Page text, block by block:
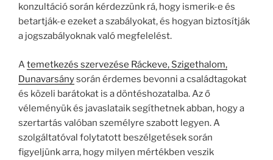
konzultáció során kérdezzünk rá, hogy ismerik-e és
betartják-e ezeket a szabályokat, és hogyan biztosítják
a jogszabályoknak való megfelelést.
Atemetkezés szervezése Ráckeve, Szigethalom,
Dunavarsánysorán érdemes bevonni a családtagokat
és közeli barátokat is a döntéshozatalba. Az ő
véleményük és javaslataik segíthetnek abban, hogy a
szertartás valóban személyre szabott legyen. A
szolgáltatóval folytatott beszélgetések során
figyeljünk arra, hogy milyen mértékben veszik